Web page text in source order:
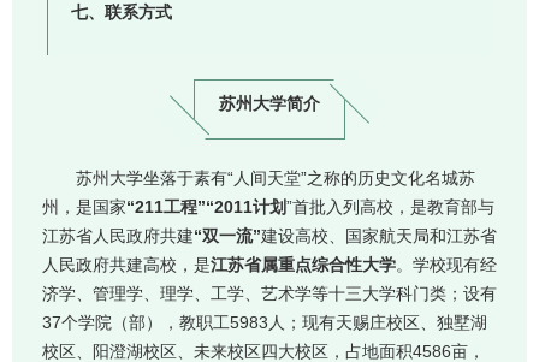
七、联系方式
苏州大学简介
苏州大学坐落于素有“人间天堂”之称的历史文化名城苏
州，是国家“211工程”“2011计划”首批入列高校，是教育部与
江苏省人民政府共建“双一流”建设高校、国家航天局和江苏省
人民政府共建高校，是江苏省属重点综合性大学。学校现有经
济学、管理学、理学、工学、艺术学等十三大学科门类；设有
37个学院（部），教职工5983人；现有天赐庄校区、独墅湖
校区、阳澄湖校区、未来校区四大校区，占地面积4586亩，